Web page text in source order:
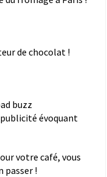
de chocolat !
buzz
évoquant
votre café, vous
passer !